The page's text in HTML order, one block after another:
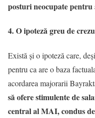
posturi neocupate
4. O ipoteză greu de
Există și o ipoteză care,
pentru ca are o baza
acordarea majorarii
să ofere stimulente de
central al MAI, condus